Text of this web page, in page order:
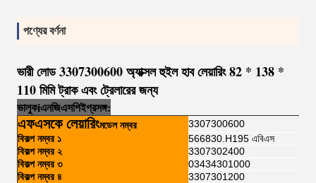
পণ্যের বর্ণনা
ভারী লোড 3307300600 অ্যাক্সল হুইল হাব লেয়ারিং 82 * 138 *
110 মিমি ট্রাক এবং ট্রেলারের জন্য
ভালুকiএনজিএসপিইপ্রসঙ্গ:
এফএসকে লেয়ারিংমডেল নম্বর
3307300600
বিকল্প নম্বর ১
566830.H195 এবিএস
বিকল্প নম্বর ২
3307302400
বিকল্প নম্বর ৩
03434301000
বিকল্প নম্বর ৪
3307301200